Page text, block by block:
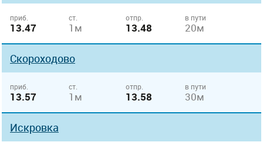
приб.
13.47
ст.
1м
отпр.
13.48
в пути
20м
Скороходово
приб.
13.57
ст.
1м
отпр.
13.58
в пути
30м
Искровка